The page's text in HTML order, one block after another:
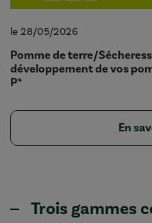
le 28/05/2026
Pomme de terre/
développement de vos
P*
En
Trois gammes